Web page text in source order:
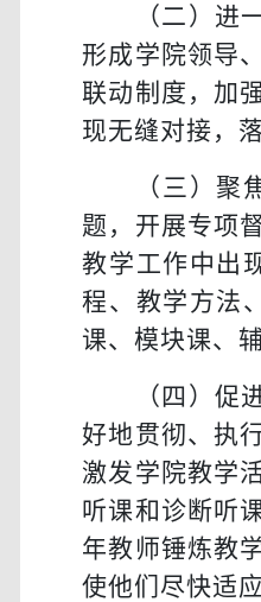
（二 ） 进
形成学院领导
联动制度，加
现无缝对接，
（ 三 ） 聚
题，开展专项
教学工作中出
程、教学方法
课、模块课、
（ 四 ） 促
好地贯彻、执
激发学院教学
听课和诊断听
年教师锤炼教
使他们尽快适